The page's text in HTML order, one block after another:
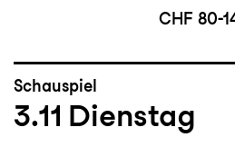
CHF 80-
Schauspiel
3.11 Dienstag